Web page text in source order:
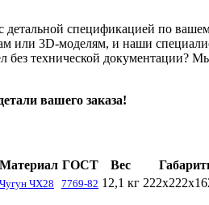
детальной спецификацией по
или 3D-моделям, и наши
без технической документации?
вашего заказа!
Материал ГОСТ Вес
Чугун ЧХ28 7769-82 12,1 кг